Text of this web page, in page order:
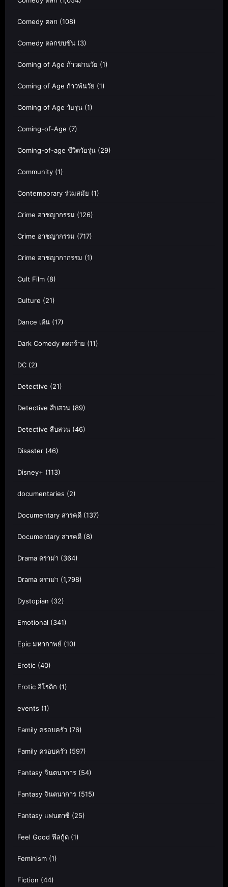
Comedy ตลก (108)
Comedy ตลกขบขัน (3)
Coming of Age ก้าวผ่านวัย (1)
Coming of Age ก้าวพ้นวัย (1)
Coming of Age วัยรุ่น (1)
Coming-of-Age (7)
Coming-of-age ชีวิตวัยรุ่น (29)
Community (1)
Contemporary ร่วมสมัย (1)
Crime อาชญากรรม (126)
Crime อาชญากรรม (717)
Crime อาชญากากรรม (1)
Cult Film (8)
Culture (21)
Dance เต้น (17)
Dark Comedy ตลกร้าย (11)
DC (2)
Detective (21)
Detective สืบสวน (89)
Detective สืบสวน (46)
Disaster (46)
Disney+ (113)
documentaries (2)
Documentary สารคดี (137)
Documentary สารคดี (8)
Drama ดราม่า (364)
Drama ดราม่า (1,798)
Dystopian (32)
Emotional (341)
Epic มหากาพย์ (10)
Erotic (40)
Erotic อีโรติก (1)
events (1)
Family ครอบครัว (76)
Family ครอบครัว (597)
Fantasy จินตนาการ (54)
Fantasy จินตนาการ (515)
Fantasy แฟนตาซี (25)
Feel Good ฟีลกู้ด (1)
Feminism (1)
Fiction (44)